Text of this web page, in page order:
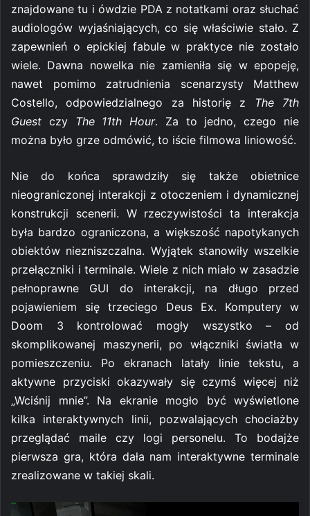
znajdowane tu i ówdzie PDA z notatkami oraz słuchać
audiologów wyjaśniających, co się właściwie stało. Z
zapewnień o epickiej fabule w praktyce nie zostało
wiele. Dawna nowelka nie zamieniła się w epopeję,
nawet pomimo zatrudnienia scenarzysty Matthew
Costello, odpowiedzialnego za historię z The 7th
Guest czy The 11th Hour. Za to jedno, czego nie
można było grze odmówić, to iście filmowa liniowość.
Nie do końca sprawdziły się także obietnice
nieograniczonej interakcji z otoczeniem i dynamicznej
konstrukcji scenerii. W rzeczywistości ta interakcja
była bardzo ograniczona, a większość napotykanych
obiektów niezniszczalna. Wyjątek stanowiły wszelkie
przełączniki i terminale. Wiele z nich miało w zasadzie
pełnoprawne GUI do interakcji, na długo przed
pojawieniem się trzeciego Deus Ex. Komputery w
Doom 3 kontrolować mogły wszystko – od
skomplikowanej maszynerii, po włączniki światła w
pomieszczeniu. Po ekranach latały linie tekstu, a
aktywne przyciski okazywały się czymś więcej niż
„Wciśnij mnie”. Na ekranie mogło być wyświetlone
kilka interaktywnych linii, pozwalających chociażby
przeglądać maile czy logi personelu. To bodajże
pierwsza gra, która dała nam interaktywne terminale
zrealizowane w takiej skali.